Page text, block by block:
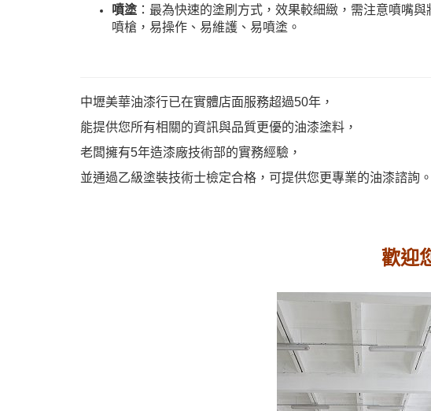
噴塗 ：最為快速的塗刷方式，效果較細緻，需注意噴嘴
噴槍，易操作、易維護、易噴塗。
中壢美華油漆行已在實體店面服務超過50年，
能提供您所有相關的資訊與品質更優的油漆塗料，
老闆擁有5年造漆廠技術部的實務經驗，
並通過乙級塗裝技術士檢定合格，可提供您更專業的油漆諮詢。
歡迎